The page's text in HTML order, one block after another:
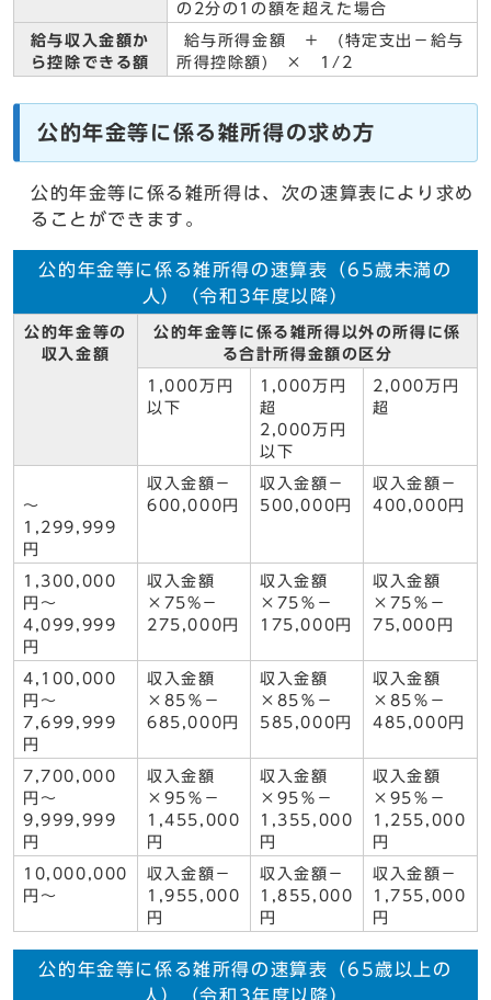
の2分の1の額を超えた場合
給与収入金額か
ら控除できる額
給与所得金額 ＋ (特定支出－給与
所得控除額) × 1/2
公的年金等に係る雑所得の求め方
公的年金等に係る雑所得は、次の速算表により求め
ることができます。
公的年金等に係る雑所得の速算表（65歳未満の
人）（令和3年度以降）
公的年金等の
収入金額
公的年金等に係る雑所得以外の所得に係
る合計所得金額の区分
1,000万円
以下
1,000万円
超
2,000万円
以下
2,000万円
超
～
1,299,999
円
収入金額－
600,000円
収入金額－
500,000円
収入金額－
400,000円
1,300,000
円～
4,099,999
円
収入金額
×75%－
275,000円
収入金額
×75％－
175,000円
収入金額
×75％－
75,000円
4,100,000
円～
7,699,999
円
収入金額
×85％－
685,000円
収入金額
×85％－
585,000円
収入金額
×85％－
485,000円
7,700,000
円～
9,999,999
円
収入金額
×95％－
1,455,000
円
収入金額
×95％－
1,355,000
円
収入金額
×95％－
1,255,000
円
10,000,000
円～
収入金額－
1,955,000
円
収入金額－
1,855,000
円
収入金額－
1,755,000
円
公的年金等に係る雑所得の速算表（65歳以上の
人）（令和3年度以降）